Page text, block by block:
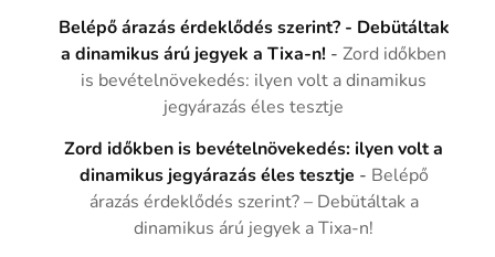
Belépő árazás érdeklődés szerint? - Debütáltak
a dinamikus árú jegyek a Tixa-n! -Zord időkben
is bevételnövekedés: ilyen volt a dinamikus
jegyárazás éles tesztje
Zord időkben is bevételnövekedés: ilyen volt a
dinamikus jegyárazás éles tesztje - Belépő
árazás érdeklődés szerint? – Debütáltak a
dinamikus árú jegyek a Tixa-n!